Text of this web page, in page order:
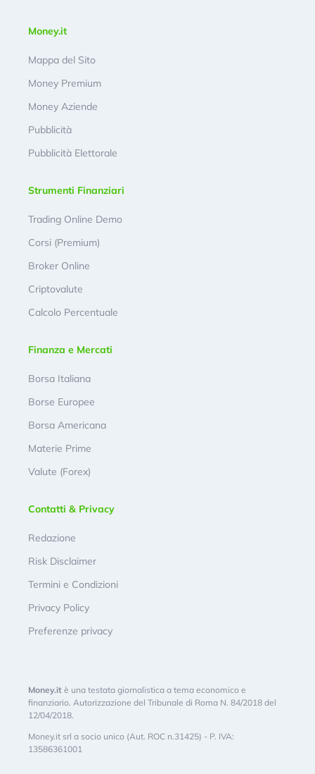
Money.it
Mappa del Sito
Money Premium
Money Aziende
Pubblicità
Pubblicità Elettorale
Strumenti Finanziari
Trading Online Demo
Corsi (Premium)
Broker Online
Criptovalute
Calcolo Percentuale
Finanza e Mercati
Borsa Italiana
Borse Europee
Borsa Americana
Materie Prime
Valute (Forex)
Contatti & Privacy
Redazione
Risk Disclaimer
Termini e Condizioni
Privacy Policy
Preferenze privacy
Money.it è una testata giornalistica a tema economico e
finanziario. Autorizzazione del Tribunale di Roma N. 84/2018 del
12/04/2018.
Money.it srl a socio unico (Aut. ROC n.31425) - P. IVA:
13586361001